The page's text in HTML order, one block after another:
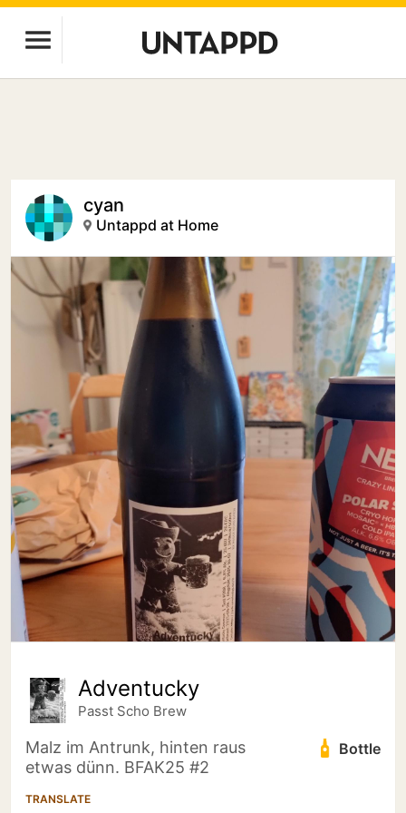
cyan
Untappd at Home
Adventucky
Passt Scho Brew
Bottle
Malz im Antrunk, hinten raus
etwas dünn. BFAK25 #2
TRANSLATE